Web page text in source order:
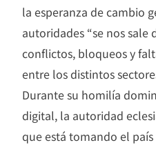
la esperanza de cambio
autoridades “se nos sale
conflictos, bloqueos y
entre los distintos
Durante su homilía
digital, la autoridad
que está tomando el